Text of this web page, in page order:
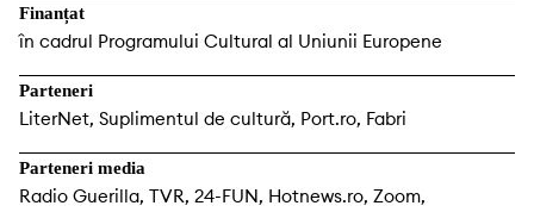
Finanțat
în cadrul Programului Cultural al Uniunii Europene
Parteneri
LiterNet, Suplimentul de cultură, Port.ro, Fabri
Parteneri media
Radio Guerilla, TVR, 24-FUN, Hotnews.ro, Zoom,